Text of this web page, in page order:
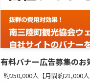
有料バナー広告募集のお
約250,000人【月間約21,000